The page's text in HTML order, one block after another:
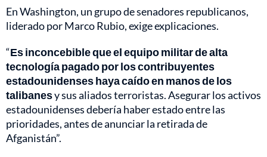
En Washington, un grupo de senadores republicanos,
liderado por Marco Rubio, exige explicaciones.
“Es inconcebible que el equipo militar de alta
tecnología pagado por los contribuyentes
estadounidenses haya caído en manos de los
talibanesy sus aliados terroristas. Asegurar los activos
estadounidenses debería haber estado entre las
prioridades, antes de anunciar la retirada de
Afganistán”.